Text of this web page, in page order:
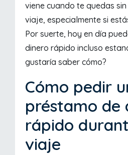
viene cuando te quedas
viaje, especialmente si
Por suerte, hoy en día
dinero rápido incluso
gustaría saber cómo?
Cómo pedir
préstamo de
rápido
viaje